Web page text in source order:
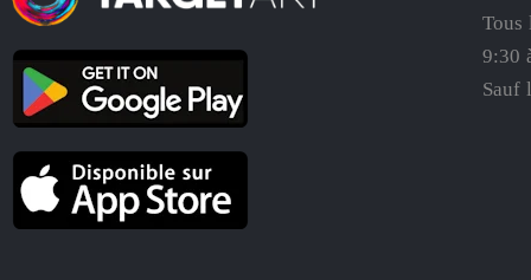
Tous
9:30
Sauf